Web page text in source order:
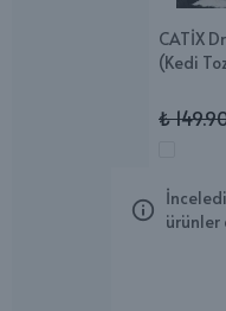
CATİX
(Kedi
₺
ürünler